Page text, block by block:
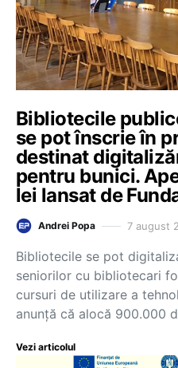
Bibliotecile
se pot înscrie în
destinat
pentru bunici.
lei lansat de
Andrei Popa 7 august
Bibliotecile se pot
seniorilor cu bibliotecari
cursuri de utilizare a
anunță că alocă 900.000
Vezi articolul